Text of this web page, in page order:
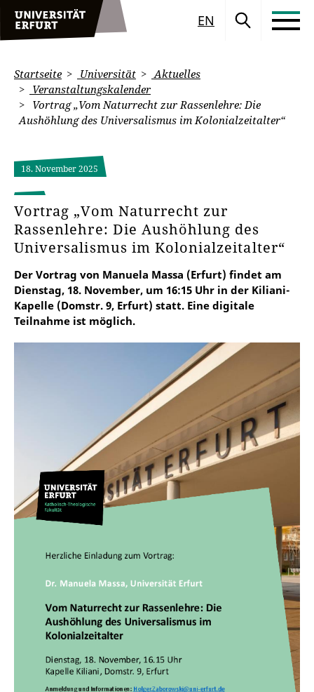
EN
Startseite Universität
Aktuelles
Veranstaltungskalender
Vortrag „Vom Naturrecht zur Rassenlehre: Die
Aushöhlung des Universalismus im Kolonialzeitalter“
18. November 2025
Vortrag „Vom Naturrecht zur
Rassenlehre: Die Aushöhlung des
Universalismus im Kolonialzeitalter“
Der Vortrag von Manuela Massa (Erfurt) findet am
Dienstag, 18. November, um 16:15 Uhr in der Kiliani-
Kapelle (Domstr. 9, Erfurt) statt. Eine digitale
Teilnahme ist möglich.